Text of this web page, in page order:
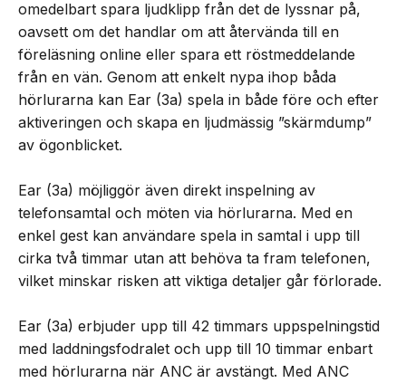
omedelbart spara ljudklipp från det de lyssnar på,
oavsett om det handlar om att återvända till en
föreläsning online eller spara ett röstmeddelande
från en vän. Genom att enkelt nypa ihop båda
hörlurarna kan Ear (3a) spela in både före och efter
aktiveringen och skapa en ljudmässig ”skärmdump”
av ögonblicket.
Ear (3a) möjliggör även direkt inspelning av
telefonsamtal och möten via hörlurarna. Med en
enkel gest kan användare spela in samtal i upp till
cirka två timmar utan att behöva ta fram telefonen,
vilket minskar risken att viktiga detaljer går förlorade.
Ear (3a) erbjuder upp till 42 timmars uppspelningstid
med laddningsfodralet och upp till 10 timmar enbart
med hörlurarna när ANC är avstängt. Med ANC